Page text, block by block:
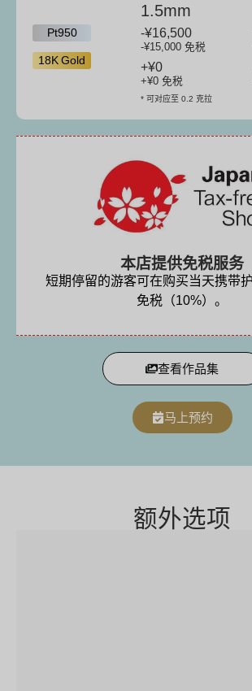
Pt950
18K Gold
1.5mm
-¥16,500
-¥15,000免税
+¥0
+¥0 免税
* 可对应至 0.2 克拉
本店提供免税服务
短期停留的游客可在购买当天携带
免税（10%）。
查看作品集
马上预约
额外选项